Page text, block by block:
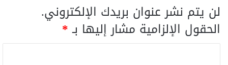
لن يتم نشر عنوان بريدك الإلكتروني.
الحقول الإلزامية مشار إليها بـ*